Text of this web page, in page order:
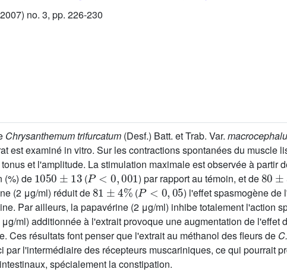
no. 3, pp. 226-230
Chrysanthemum trifurcatum (Desf.) Batt. et Trab. Var.
est examiné in vitro. Sur les contractions spontanées du muscle
et l'amplitude. La stimulation maximale est observée à partir
(%) de
1050±13
(
P<0,001
) par rapport au témoin, et de
80±5
(2 μg/ml) réduit de
81±4%
(
P<0 ,05
) l'effet spasmogène de
Par ailleurs, la papavérine (2 μg/ml) inhibe totalement l'action
ml) additionnée à l'extrait provoque une augmentation de l'effet
Ces résultats font penser que l'extrait au méthanol des fleurs de
l'intermédiaire des récepteurs muscariniques, ce qui pourrait
spécialement la constipation.